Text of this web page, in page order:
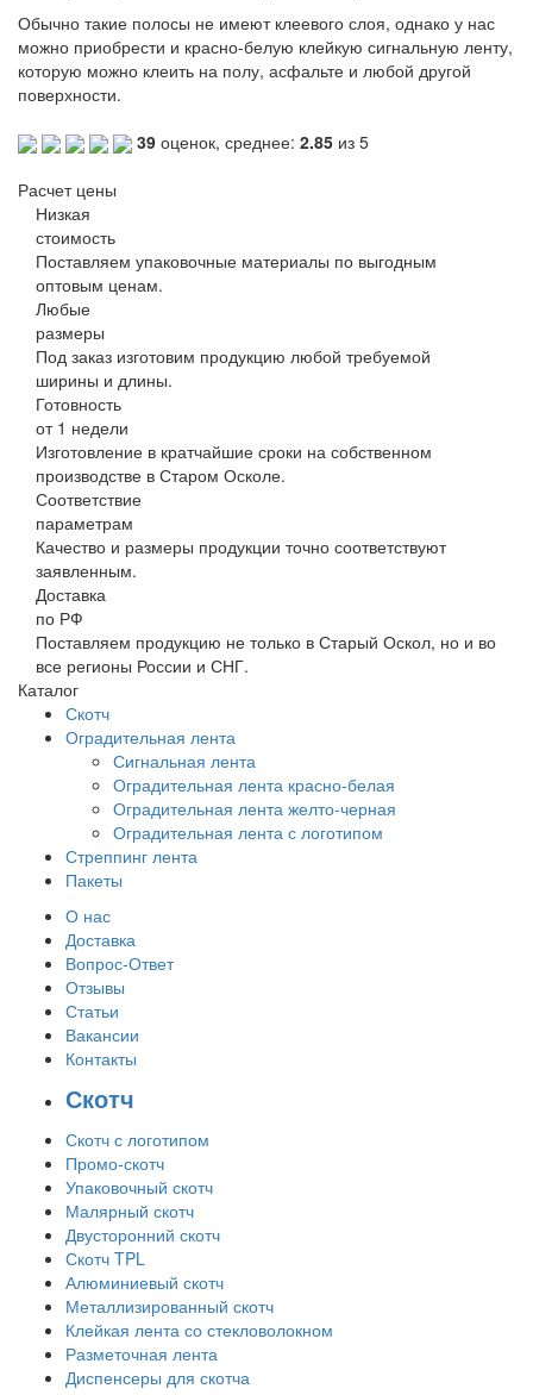
Обычно такие полосы не имеют клеевого слоя, однако у нас
можно приобрести и красно-белую клейкую сигнальную ленту,
которую можно клеить на полу, асфальте и любой другой
поверхности.
39 оценок, среднее: 2.85 из 5
Расчет цены
Низкая
стоимость
Поставляем упаковочные материалы по выгодным
оптовым ценам.
Любые
размеры
Под заказ изготовим продукцию любой требуемой
ширины и длины.
Готовность
от 1 недели
Изготовление в кратчайшие сроки на собственном
производстве в Старом Осколе.
Соответствие
параметрам
Качество и размеры продукции точно соответствуют
заявленным.
Доставка
по РФ
Поставляем продукцию не только в Старый Оскол, но и во
все регионы России и СНГ.
Каталог
Скотч
Оградительная лента
Сигнальная лента
Оградительная лента красно-белая
Оградительная лента желто-черная
Оградительная лента с логотипом
Стреппинг лента
Пакеты
О нас
Доставка
Вопрос-Ответ
Отзывы
Статьи
Вакансии
Контакты
Скотч
Скотч с логотипом
Промо-скотч
Упаковочный скотч
Малярный скотч
Двусторонний скотч
Скотч TPL
Алюминиевый скотч
Металлизированный скотч
Клейкая лента со стекловолокном
Разметочная лента
Диспенсеры для скотча